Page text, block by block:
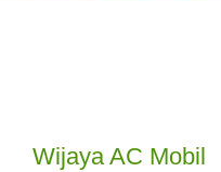
Wijaya AC Mobil